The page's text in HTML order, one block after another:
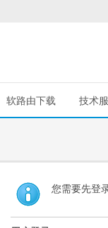
软路由下载 技术
您需要先登